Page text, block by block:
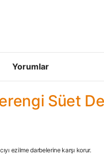
Yorumlar
Süet
ezilme darbelerine karşı korur.